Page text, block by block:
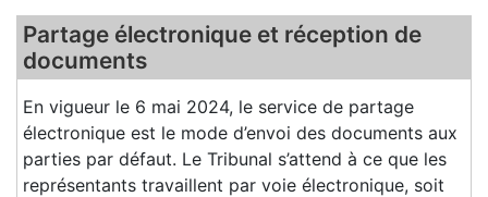
Partage électronique et réception de
documents
En vigueur le 6 mai 2024, le service de partage
électronique est le mode d’envoi des documents aux
parties par défaut. Le Tribunal s’attend à ce que les
représentants travaillent par voie électronique, soit